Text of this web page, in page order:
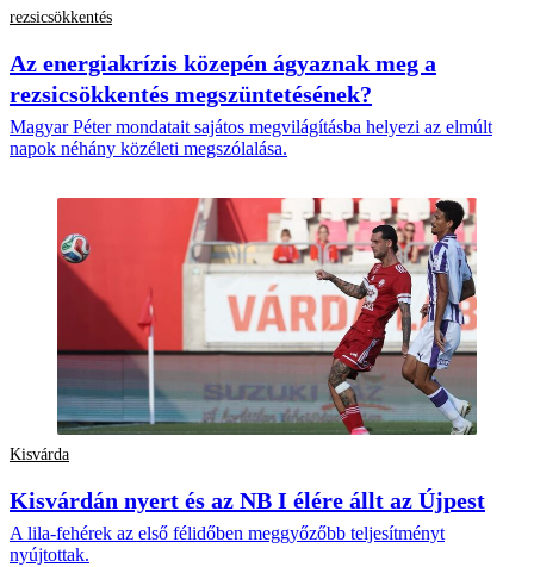
rezsicsökkentés
Az energiakrízis közepén ágyaznak meg a
rezsicsökkentés megszüntetésének?
Magyar Péter mondatait sajátos megvilágításba helyezi az elmúlt
napok néhány közéleti megszólalása.
Kisvárda
Kisvárdán nyert és az NB I élére állt az Újpest
A lila-fehérek az első félidőben meggyőzőbb teljesítményt
nyújtottak.